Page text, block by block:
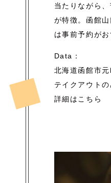
当たりながら
が特徴。函館
は事前予約がお
Data：
北海道函館市
テイクアウトの
詳細はこちら